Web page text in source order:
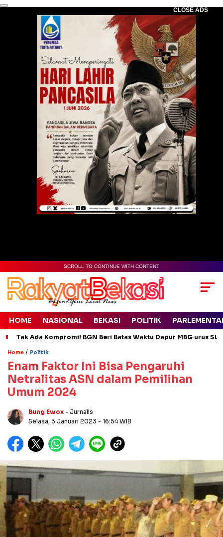
CLOSE ADS
SCROLL TO CONTINUE WITH CONTENT
HOME NASIONAL BEKASI POLITIK
Tak Ada Kompromi! BGN Beri Batas Waktu Dapur MBG urus
Home / Politik
Enam Faktor Ini Bisa Pengaruhi
Netralitas ASN dalam Pemilihan
Umum 2024
Bung Ewox - Jurnalis
Selasa, 3 Januari 2023 - 16:54 WIB